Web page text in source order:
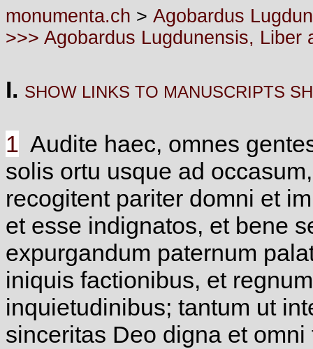
monumenta.ch > Agobardus
>>> Agobardus Lugdunensis,
I. SHOW LINKS TO MANUSCRIPTS
1 Audite haec, omnes
solis ortu usque ad
recogitent pariter domni et
et esse indignatos, et bene
expurgandum paternum
iniquis factionibus, et
inquietudinibus; tantum ut
sinceritas Deo digna et